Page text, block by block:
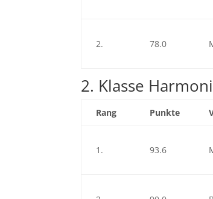
2. 78.0
2. Klasse
Rang Punkte
1. 93.6